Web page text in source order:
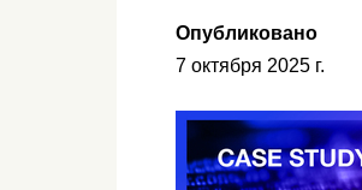
Опубликовано
7 октября 2025 г.